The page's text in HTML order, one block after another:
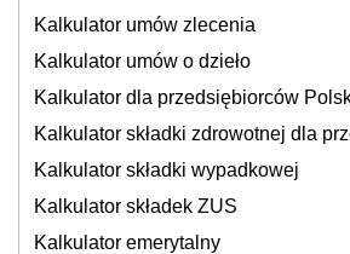
Kalkulator umów zlecenia
Kalkulator umów o dzieło
Kalkulator dla przedsiębiorców
Kalkulator składki zdrowotnej dla
Kalkulator składki wypadkowej
Kalkulator składek ZUS
Kalkulator emerytalny